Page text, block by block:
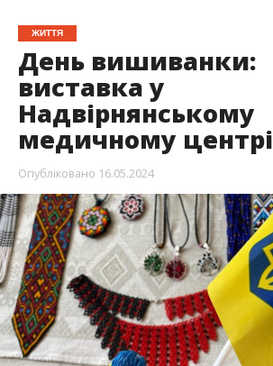
ЖИТТЯ
День вишиванки:
виставка у
Надвірнянському
медичному центрі
Опубліковано 16.05.2024